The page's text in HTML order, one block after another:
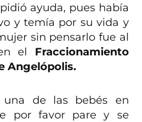
ayuda, pues había
y temía por su vida y
sin pensarlo fue al
el Fraccionamiento
Angelópolis.
una de las bebés en
por favor pare y se